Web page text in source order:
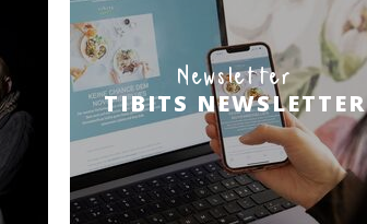
Newsletter
TIBITS NEWSLETTER